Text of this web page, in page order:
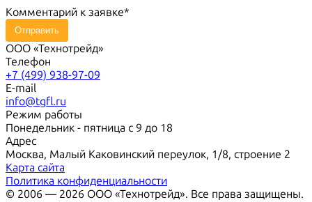
Комментарий к заявке
Отправить
ООО «Технотрейд»
Телефон
+7 (499) 938-97-09
E-mail
info@tgfl.ru
Режим работы
Понедельник - пятница с 9 до 18
Адрес
Москва, Малый Каковинский переулок, 1/8, строение 2
Карта сайта
Политика конфиденциальности
© 2006 — 2026 ООО «Технотрейд». Все права защищены.